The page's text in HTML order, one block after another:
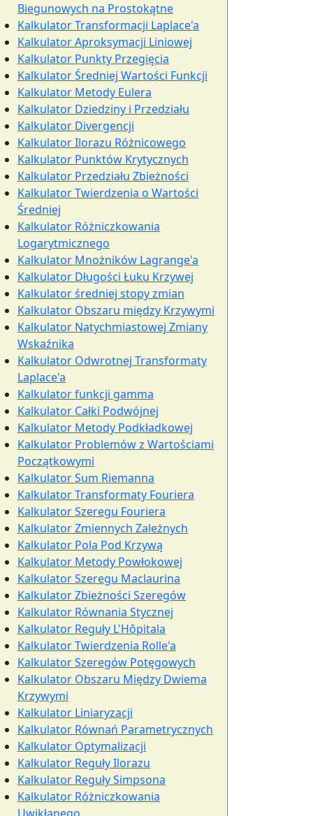
Biegunowych na Prostokątne
Kalkulator Transformacji Laplace'a
Kalkulator Aproksymacji Liniowej
Kalkulator Punkty Przegięcia
Kalkulator Średniej Wartości Funkcji
Kalkulator Metody Eulera
Kalkulator Dziedziny i Przedziału
Kalkulator Divergencji
Kalkulator Ilorazu Różnicowego
Kalkulator Punktów Krytycznych
Kalkulator Przedziału Zbieżności
Kalkulator Twierdzenia o Wartości
Średniej
Kalkulator Różniczkowania
Logarytmicznego
Kalkulator Mnożników Lagrange'a
Kalkulator Długości Łuku Krzywej
Kalkulator średniej stopy zmian
Kalkulator Obszaru między Krzywymi
Kalkulator Natychmiastowej Zmiany
Wskaźnika
Kalkulator Odwrotnej Transformaty
Laplace'a
Kalkulator funkcji gamma
Kalkulator Całki Podwójnej
Kalkulator Metody Podkładkowej
Kalkulator Problemów z Wartościami
Początkowymi
Kalkulator Sum Riemanna
Kalkulator Transformaty Fouriera
Kalkulator Szeregu Fouriera
Kalkulator Zmiennych Zależnych
Kalkulator Pola Pod Krzywą
Kalkulator Metody Powłokowej
Kalkulator Szeregu Maclaurina
Kalkulator Zbieżności Szeregów
Kalkulator Równania Stycznej
Kalkulator Reguły L'Hôpitala
Kalkulator Twierdzenia Rolle'a
Kalkulator Szeregów Potęgowych
Kalkulator Obszaru Między Dwiema
Krzywymi
Kalkulator Liniaryzacji
Kalkulator Równań Parametrycznych
Kalkulator Optymalizacji
Kalkulator Reguły Ilorazu
Kalkulator Reguły Simpsona
Kalkulator Różniczkowania